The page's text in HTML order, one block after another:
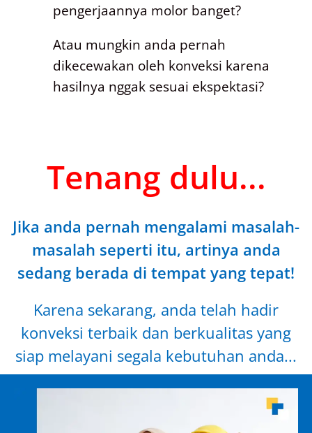
pengerjaannya molor banget?
Atau mungkin anda pernah
dikecewakan oleh konveksi karena
hasilnya nggak sesuai ekspektasi?
Tenang dulu...
Jika anda pernah mengalami masalah-
masalah seperti itu, artinya anda
sedang berada di tempat yang tepat!
Karena sekarang, anda telah hadir
konveksi terbaik dan berkualitas yang
siap melayani segala kebutuhan anda...